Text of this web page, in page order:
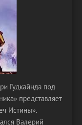
Гудкайнда под
представляет
Истины».
Валерий